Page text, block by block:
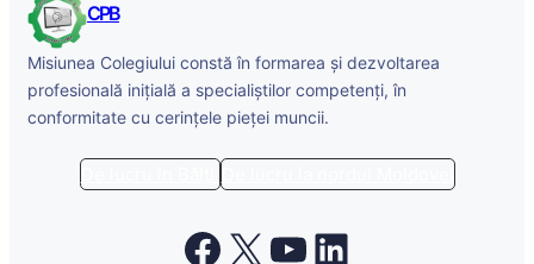
CPB
Misiunea Colegiului constă în formarea și dezvoltarea
profesională inițială a specialiștilor competenți, în
conformitate cu cerințele pieței muncii.
Facebook X YouTube LinkedIn